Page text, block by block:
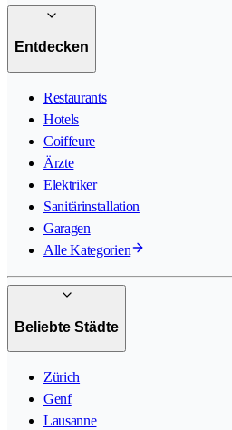
Entdecken
Restaurants
Hotels
Coiffeure
Ärzte
Elektriker
Sanitärinstallation
Garagen
Alle Kategorien
Beliebte Städte
Zürich
Genf
Lausanne